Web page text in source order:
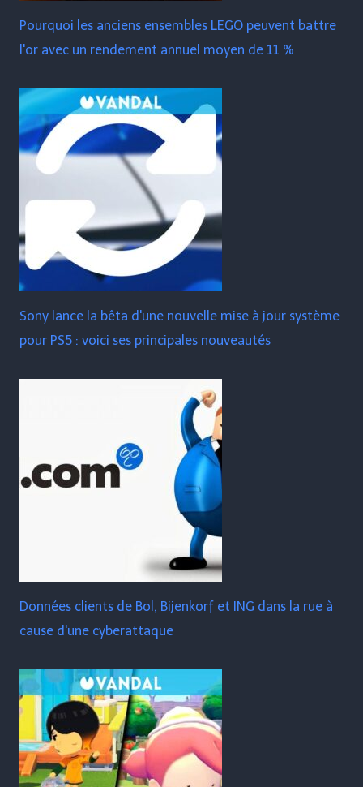
Pourquoi les anciens ensembles LEGO peuvent battre
l'or avec un rendement annuel moyen de 11 %
Sony lance la bêta d'une nouvelle mise à jour système
pour PS5 : voici ses principales nouveautés
Données clients de Bol, Bijenkorf et ING dans la rue à
cause d'une cyberattaque